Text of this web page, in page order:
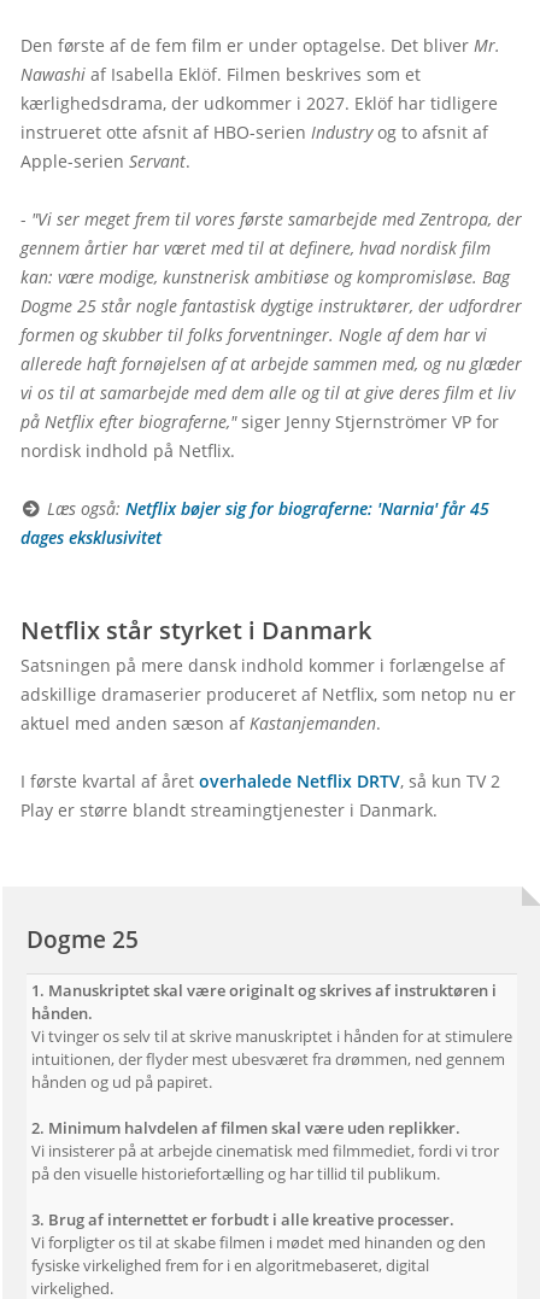
Den første af de fem film er under optagelse. Det bliver Mr.
Nawashi af Isabella Eklöf. Filmen beskrives som et
kærlighedsdrama, der udkommer i 2027. Eklöf har tidligere
instrueret otte afsnit af HBO-serien Industry og to afsnit af
Apple-serien Servant.
- "Vi ser meget frem til vores første samarbejde med Zentropa, der
gennem årtier har været med til at definere, hvad nordisk film
kan: være modige, kunstnerisk ambitiøse og kompromisløse. Bag
Dogme 25 står nogle fantastisk dygtige instruktører, der udfordrer
formen og skubber til folks forventninger. Nogle af dem har vi
allerede haft fornøjelsen af at arbejde sammen med, og nu glæder
vi os til at samarbejde med dem alle og til at give deres film et liv
på Netflix efter biograferne," siger Jenny Stjernströmer VP for
nordisk indhold på Netflix.
Læs også: Netflix bøjer sig for biograferne: 'Narnia' får 45
dages eksklusivitet
Netflix står styrket i Danmark
Satsningen på mere dansk indhold kommer i forlængelse af
adskillige dramaserier produceret af Netflix, som netop nu er
aktuel med anden sæson af Kastanjemanden.
I første kvartal af året overhalede Netflix DRTV, så kun TV 2
Play er større blandt streamingtjenester i Danmark.
Dogme 25
1. Manuskriptet skal være originalt og skrives af instruktøren i
hånden.
Vi tvinger os selv til at skrive manuskriptet i hånden for at stimulere
intuitionen, der flyder mest ubesværet fra drømmen, ned gennem
hånden og ud på papiret.
2. Minimum halvdelen af filmen skal være uden replikker.
Vi insisterer på at arbejde cinematisk med filmmediet, fordi vi tror
på den visuelle historiefortælling og har tillid til publikum.
3. Brug af internettet er forbudt i alle kreative processer.
Vi forpligter os til at skabe filmen i mødet med hinanden og den
fysiske virkelighed frem for i en algoritmebaseret, digital
virkelighed.